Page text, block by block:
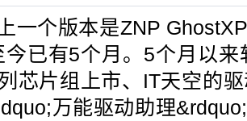
个版本是ZNP
今已有5个月。5个月以
芯片组上市、IT天空的
万能驱动助理